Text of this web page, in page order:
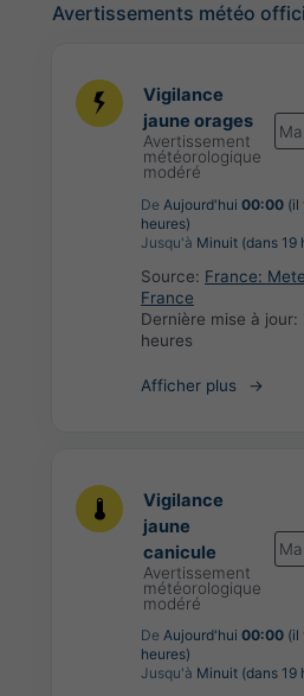
Avertissements météo
Vigilance
jaune orages
Avertissement
météorologique
modéré
De Aujourd'hui 00:00 (il
heures)
Jusqu'à Minuit (dans 19
Source: France:
France
Dernière mise à jour:
heures
Afficher plus
Vigilance
jaune
canicule
Avertissement
météorologique
modéré
De Aujourd'hui 00:00 (il
heures)
Jusqu'à Minuit (dans 19